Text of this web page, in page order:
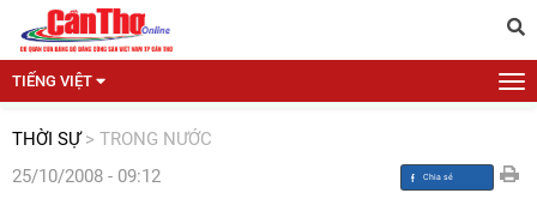
TIẾNG VIỆT
THỜI SỰ > TRONG NƯỚC
25/10/2008 - 09:12